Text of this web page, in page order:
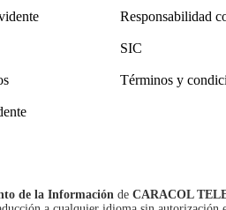
Responsabilidad
SIC
Términos y
de la Información de CARACOL